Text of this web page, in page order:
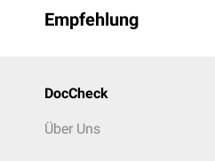
Empfehlung
DocCheck
Über Uns